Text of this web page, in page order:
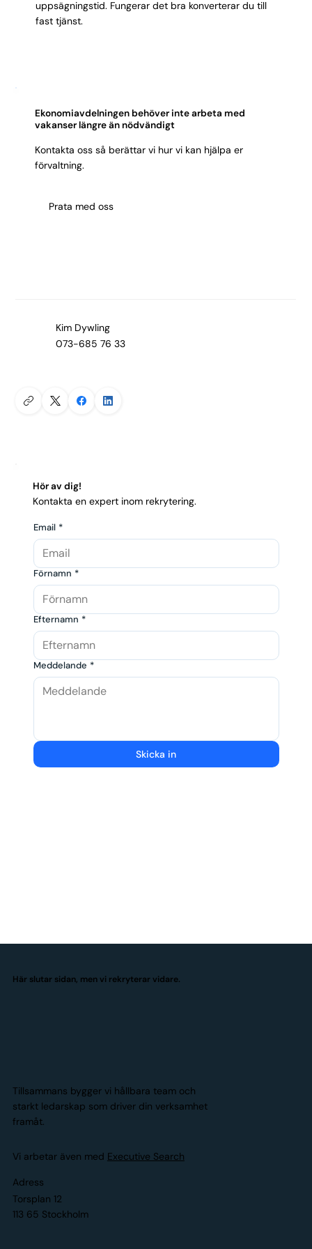
uppsägningstid. Fungerar det bra konverterar du till
fast tjänst.
Ekonomiavdelningen behöver inte arbeta med
vakanser längre än nödvändigt
Kontakta oss så berättar vi hur vi kan hjälpa er
förvaltning.
Prata med oss
Kim Dywling
073-685 76 33
Hör av dig!
Kontakta en expert inom rekrytering.
Email *
Förnamn *
Efternamn *
Meddelande *
Skicka in
Här slutar sidan, men vi rekryterar vidare.
Tillsammans bygger vi hållbara team och
starkt ledarskap som driver din verksamhet
framåt.
Vi arbetar även med Executive Search
Adress
Torsplan 12
113 65 Stockholm